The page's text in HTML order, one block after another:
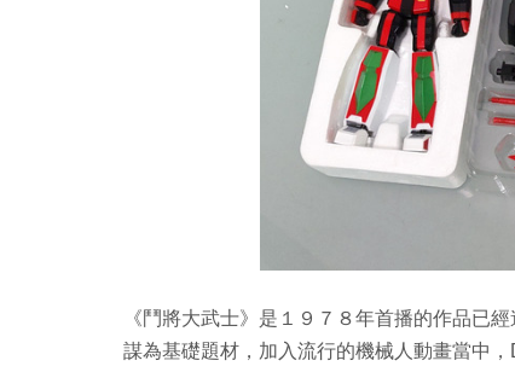
《鬥將大武士》是１９７８年首播的作品已
謀為基礎題材，加入流行的機械人動畫當中